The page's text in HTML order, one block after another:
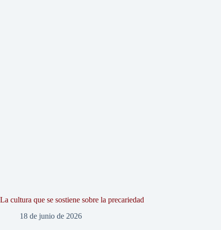
La cultura que se sostiene sobre la precariedad
18 de junio de 2026